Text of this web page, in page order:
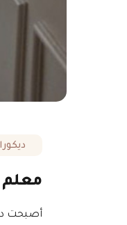
معلم
أصبحت